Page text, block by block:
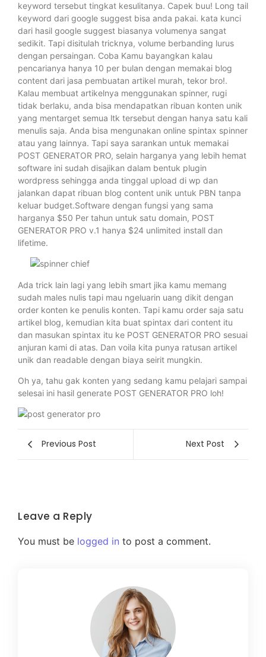
keyword tersebut tingkat kesulitanya. Capek buu! Long tail
keyword dari google suggest bisa anda pakai. kata kunci
dari hasil google suggest biasanya volumenya sangat
sedikit. Tapi disitulah tricknya, volume berbanding lurus
dengan persaingan. Coba Kamu bayangkan kalau
pencarianya hanya 10 per bulan dengan memakai blog
content dari jasa pembuatan artikel murah, tekor bro!.
Kalau membuat artikelnya menggunakan spinner, rugi
tidak berlaku, anda bisa mendapatkan ribuan konten unik
yang mentarget semua ltk tersebut dengan hanya satu kali
menulis saja. Anda bisa mengunakan online spintax spinner
atau yang lainnya. Tapi saya sarankan untuk memakai
POST GENERATOR PRO, selain harganya yang lebih hemat
software ini sudah disajikan dalam bentuk plugin
wordpress sehingga anda tinggal upload di wp dan
jalankan dapat ribuan blog content unik untuk PBN tanpa
keluar budget.Software dengan fungsi yang sama
harganya $50 Per tahun untuk satu domain, POST
GENERATOR PRO v.1 hanya $24 unlimited install dan
lifetime.
Ada trick lain lagi yang lebih smart jika kamu memang
sudah males nulis tapi mau ngeluarin uang dikit dengan
order konten ke penulis konten. Tapi kamu order saja satu
artikel blog, kemudian kita buat spintax dari content itu
dan masukan spintax itu ke POST GENERATOR PRO sesuai
anjuran kami di atas. Dan voila kita punya ratusan artikel
unik dan readable dengan biaya seirit mungkin.
Oh ya, tahu gak konten yang sedang kamu pelajari sampai
selesai ini hasil generate POST GENERATOR PRO loh!
Previous Post Next Post
Leave a Reply
You must be logged in to post a comment.